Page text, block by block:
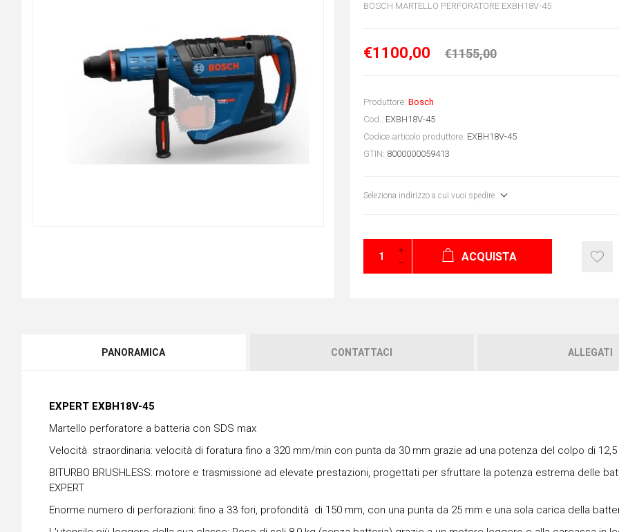
BOSCH MARTELLO PERFORATORE EXBH18V-45
€1100,00 €1155,00
Produttore: Bosch
Cod.: EXBH18V-45
Codice articolo produttore: EXBH18V-45
GTIN: 8000000059413
Seleziona indirizzo a cui vuoi spedire
ACQUISTA
PANORAMICA CONTATTACI ALLEGATI
EXPERT EXBH18V-45
Martello perforatore a batteria con SDS max
Velocità straordinaria: velocità di foratura fino a 320 mm/min con punta da 30 mm grazie ad una potenza del colpo di 12,5
BITURBO BRUSHLESS: motore e trasmissione ad elevate prestazioni, progettati per sfruttare la potenza estrema delle
EXPERT
Enorme numero di perforazioni: fino a 33 fori, profondità di 150 mm, con una punta da 25 mm e una sola carica della